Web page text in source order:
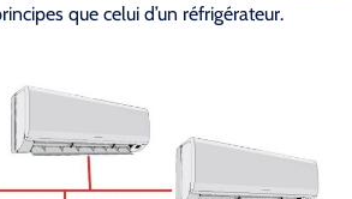
que celui d’un réfrigérateur.